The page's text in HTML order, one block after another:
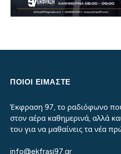
ΠΟΙΟΙ ΕΙΜΑΣΤΕ
Έκφραση 97, το ραδιόφωνο που
στον αέρα καθημερινά, αλλά
του για να μαθαίνεις τα νέα
info@ekfrasi97.gr